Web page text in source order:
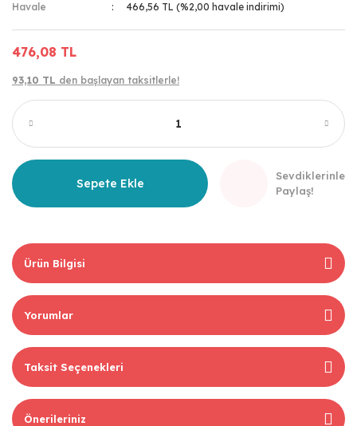
Havale
466,56 TL (%2,00 havale indirimi)
476,08 TL
93,10 TL den başlayan taksitlerle!
Sepete Ekle
Sevdiklerinle
Paylaş!
Ürün Bilgisi
Yorumlar
Taksit Seçenekleri
Önerileriniz